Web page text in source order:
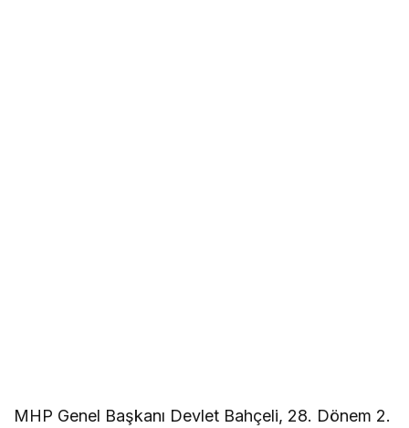
MHP Genel Başkanı Devlet Bahçeli, 28. Dönem 2.